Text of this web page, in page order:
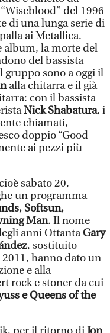
del 1996
di una lunga serie di
ai Metallica.
album, la morte del
del bassista
gruppo sono a oggi il
alla chitarra e il già
con il bassista
Nick Shabatura, i
chiamati,
doppio “Good
ai pezzi più
sabato 20,
un programma
Softsun,
Man. Il nome
anni OttantaGary
, sostituito
hanno dato un
e alla
rock e stoner da cui
e Queens of the